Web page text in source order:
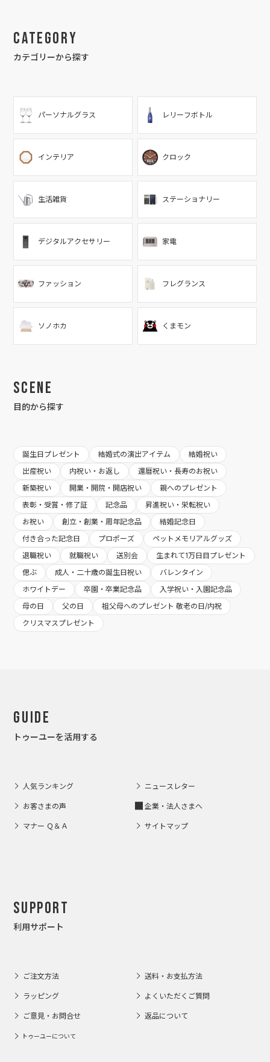
Category
カテゴリーから探す
パーソナルグラス レリーフボトル
インテリア クロック
生活雑貨 ステーショナリー
デジタルアクセサリー 家電
ファッション フレグランス
ソノホカ くまモン
Scene
目的から探す
誕生日プレゼント 結婚式の演出アイテム
結婚祝い
出産祝い
内祝い・お返し
還暦祝い・長寿のお祝い
新築祝い
開業・開院・開店祝い
親へのプレゼント
表彰・受賞・修了証
記念品
昇進祝い・栄転祝い
お祝い
創立・創業・周年記念品
結婚記念日
付き合った記念日
プロポーズ
ペットメモリアルグッズ
退職祝い
就職祝い 送別会
生まれて1万日目プレゼント
偲ぶ
成人・二十歳の誕生日祝い
バレンタイン
ホワイトデー
卒園・卒業記念品
入学祝い・入園記念品
母の日
父の日
祖父母へのプレゼント 敬老の日/内祝
クリスマスプレゼント
Guide
トゥーユーを活用する
人気ランキング ニュースレター
お客さまの声 企業・法人さまへ
マナー Ｑ＆Ａ サイトマップ
Support
利用サポート
ご注文方法 送料・お支払方法
ラッピング よくいただくご質問
ご意見・お問合せ 返品について
トゥーユーについて